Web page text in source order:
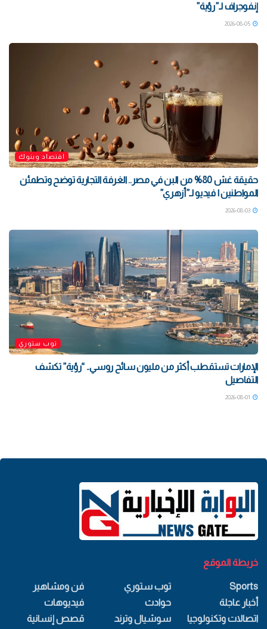
إنفوجراف لـ”رؤية”
اقتصاد وبنوك
حقيقة غش 80% من البن في مصر.. الغرفة التجارية توضح وتطمئن
المواطنين | فيديو لـ”أزهري”
توب ستوري
الإمارات تستقطب أكثر من مليون سائح روسي.. “رؤية” تكشف
التفاصيل
خريطة الموقع
Sports
أخبار عاجلة
اتصالات وتكنولوجيا
توب ستوري
حوادث
سوشيال وترند
فن ومشاهير
فيديوهات
قصص إنسانية